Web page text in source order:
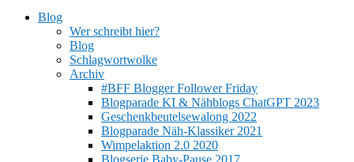
Blog
Wer schreibt hier?
Blog
Schlagwortwolke
Archiv
#BFF Blogger Follower Friday
Blogparade KI & Nähblogs ChatGPT 2023
Geschenkbeutelsewalong 2022
Blogparade Näh-Klassiker 2021
Wimpelaktion 2.0 2020
Blogserie Baby-Pause 2017